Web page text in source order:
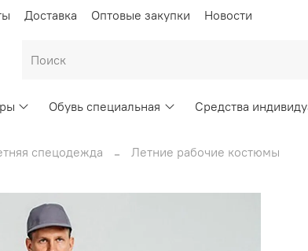
Доставка Оптовые закупки Новости
Обувь специальная Средства
спецодежда Летние рабочие костюмы